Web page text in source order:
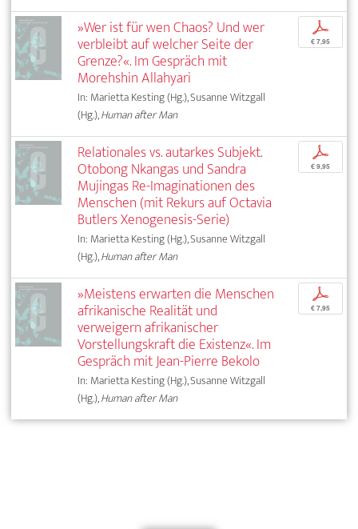
»Wer ist für wen Chaos? Und wer
verbleibt auf welcher Seite der
Grenze?«. Im Gespräch mit
Morehshin Allahyari
In: Marietta Kesting (Hg.), Susanne Witzgall
(Hg.),Human after Man
p
€ 7,95
Relationales vs. autarkes Subjekt.
Otobong Nkangas und Sandra
Mujingas Re-Imaginationen des
Menschen (mit Rekurs auf Octavia
Butlers Xenogenesis-Serie)
In: Marietta Kesting (Hg.), Susanne Witzgall
(Hg.),Human after Man
p
€ 9,95
»Meistens erwarten die Menschen
afrikanische Realität und
verweigern afrikanischer
Vorstellungskraft die Existenz«. Im
Gespräch mit Jean-Pierre Bekolo
In: Marietta Kesting (Hg.), Susanne Witzgall
(Hg.),Human after Man
p
€ 7,95